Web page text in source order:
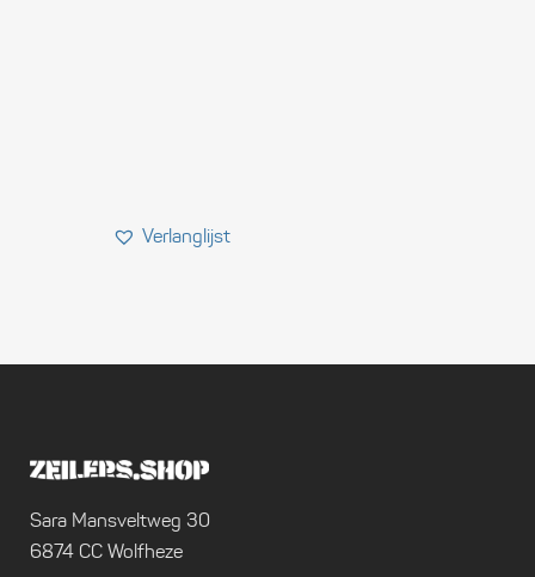
Sara Mansveltweg 30
6874 CC Wolfheze